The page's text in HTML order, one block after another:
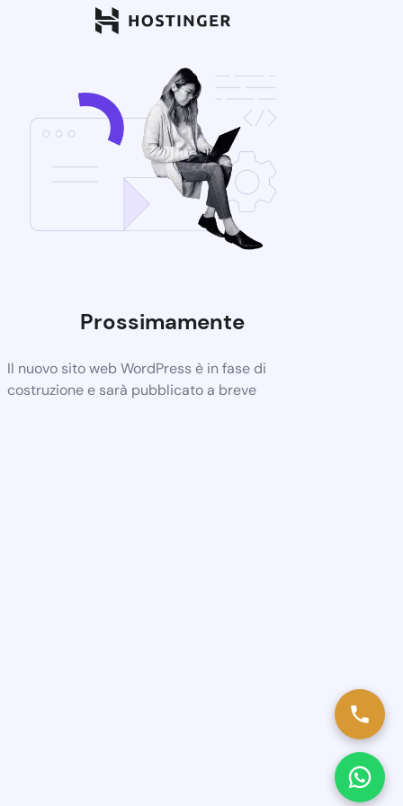
Prossimamente
Il nuovo sito web WordPress è in fase di
costruzione e sarà pubblicato a breve